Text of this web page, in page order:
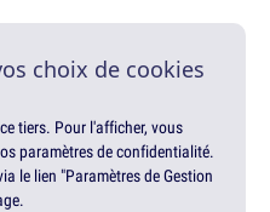
choix de cookies
tiers. Pour l'afficher, vous
paramètres de confidentialité.
le lien "Paramètres de Gestion